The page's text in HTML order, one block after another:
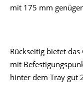
mit 175 mm
Rückseitig bietet
mit
hinter dem Tray gut